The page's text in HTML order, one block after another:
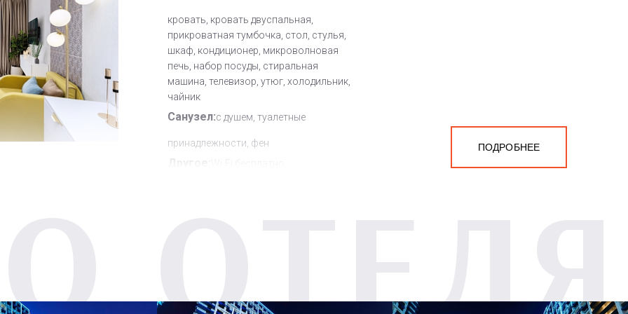
кровать, кровать двуспальная,
прикроватная тумбочка, стол, стулья,
шкаф, кондиционер, микроволновая
печь, набор посуды, стиральная
машина, телевизор, утюг, холодильник,
чайник
Санузел:с душем, туалетные
принадлежности, фен ПОДРОБНЕЕ
ОТЕЛЯ